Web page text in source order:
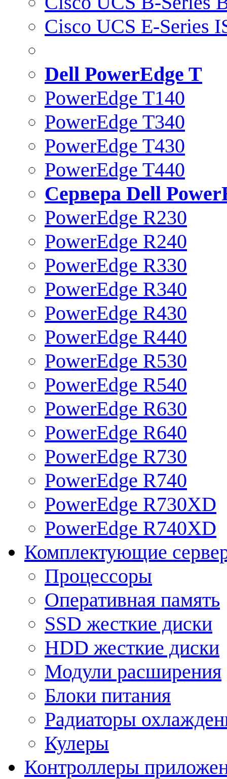
Cisco UCS E-Series
Dell PowerEdge T
PowerEdge T140
PowerEdge T340
PowerEdge T430
PowerEdge T440
Сервера Dell
PowerEdge R230
PowerEdge R240
PowerEdge R330
PowerEdge R340
PowerEdge R430
PowerEdge R440
PowerEdge R530
PowerEdge R540
PowerEdge R630
PowerEdge R640
PowerEdge R730
PowerEdge R740
PowerEdge R730XD
PowerEdge R740XD
Комплектующие
Процессоры
Оперативная память
SSD жесткие диски
HDD жесткие диски
Модули расширения
Блоки питания
Радиаторы
Кулеры
Контроллеры